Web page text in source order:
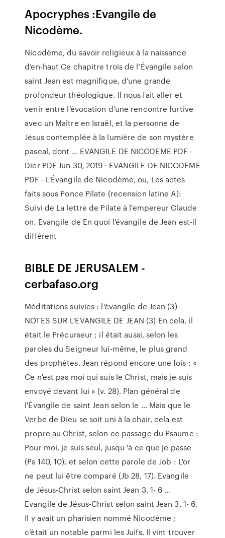
Apocryphes :Evangile de
Nicodème.
Nicodème, du savoir religieux à la naissance
d’en-haut Ce chapitre trois de l’Évangile selon
saint Jean est magnifique, d’une grande
profondeur théologique. Il nous fait aller et
venir entre l’évocation d’une rencontre furtive
avec un Maître en Israël, et la personne de
Jésus contemplée à la lumière de son mystère
pascal, dont … EVANGILE DE NICODEME PDF -
Dier PDF Jun 30, 2019 · EVANGILE DE NICODEME
PDF - L'Évangile de Nicodème, ou, Les actes
faits sous Ponce Pilate (recension latine A):
Suivi de La lettre de Pilate à l'empereur Claude
on. Evangile de En quoi l'évangile de Jean est-il
différent
BIBLE DE JERUSALEM -
cerbafaso.org
Méditations suivies : l'évangile de Jean (3)
NOTES SUR L'EVANGILE DE JEAN (3) En cela, il
était le Précurseur ; il était aussi, selon les
paroles du Seigneur lui-même, le plus grand
des prophètes. Jean répond encore une fois : «
Ce n'est pas moi qui suis le Christ, mais je suis
envoyé devant lui » (v. 28). Plan général de
l'Évangile de saint Jean selon le ... Mais que le
Verbe de Dieu se soit uni à la chair, cela est
propre au Christ, selon ce passage du Psaume :
Pour moi, je suis seul, jusqu 'à ce que je passe
(Ps 140, 10), et selon cette parole de Job : L'or
ne peut lui être comparé (Jb 28, 17). Evangile
de Jésus-Christ selon saint Jean 3, 1- 6 ...
Evangile de Jésus-Christ selon saint Jean 3, 1- 6.
Il y avait un pharisien nommé Nicodème ;
c’était un notable parmi les Juifs. Il vint trouver